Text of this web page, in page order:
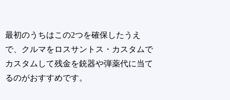
最初のうちはこの2つを確保したうえ
で、クルマをロスサントス・カスタムで
カスタムして残金を銃器や弾薬代に当て
るのがおすすめです。